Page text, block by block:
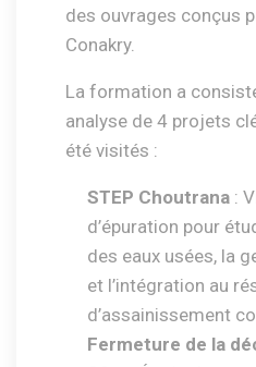
des ouvrages conçus
Conakry.
La formation a
analyse de 4 projets
été visités :
STEP Choutrana :
d’épuration pour
des eaux usées, la
et l’intégration au
d’assainissement
Fermeture de la